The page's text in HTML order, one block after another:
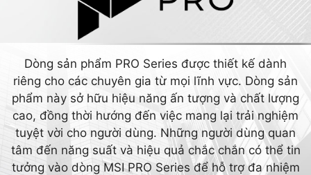
Dòng sản phẩm PRO Series được thiết kế dành
riêng cho các chuyên gia từ mọi lĩnh vực. Dòng sản
phẩm này sở hữu hiệu năng ấn tượng và chất lượng
cao, đồng thời hướng đến việc mang lại trải nghiệm
tuyệt vời cho người dùng. Những người dùng quan
tâm đến năng suất và hiệu quả chắc chắn có thể tin
tưởng vào dòng MSI PRO Series để hỗ trợ đa nhiệm